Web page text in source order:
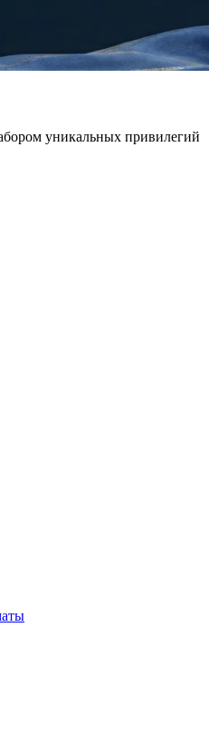
уникальных привилегий